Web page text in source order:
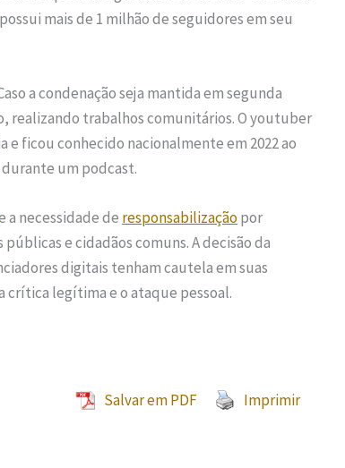
mais de 1 milhão de seguidores em seu
a condenação seja mantida em segunda
realizando trabalhos comunitários. O youtuber
e ficou conhecido nacionalmente em 2022 ao
um podcast.
a necessidade de responsabilizaçãopor
e cidadãos comuns. A decisão da
digitais tenham cautela em suas
crítica legítima e o ataque pessoal.
Salvar em PDF Imprimir